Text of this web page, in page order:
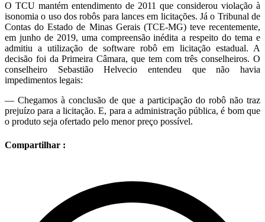
O TCU mantém entendimento de 2011 que considerou violação à
isonomia o uso dos robôs para lances em licitações. Já o Tribunal de
Contas do Estado de Minas Gerais (TCE-MG) teve recentemente,
em junho de 2019, uma compreensão inédita a respeito do tema e
admitiu a utilização de software robô em licitação estadual. A
decisão foi da Primeira Câmara, que tem com três conselheiros. O
conselheiro Sebastião Helvecio entendeu que não havia
impedimentos legais:
— Chegamos à conclusão de que a participação do robô não traz
prejuízo para a licitação. E, para a administração pública, é bom que
o produto seja ofertado pelo menor preço possível.
Compartilhar :